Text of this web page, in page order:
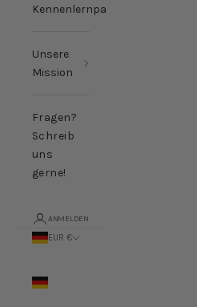
Kennenlernpakete
Unsere
Mission
Fragen?
Schreib
uns
gerne!
ANMELDEN
EUR €